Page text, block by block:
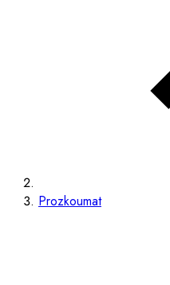
Prozkoumat